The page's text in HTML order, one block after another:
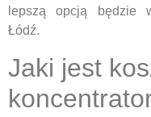
lepszą opcją będzie
Łódź.
Jaki jest